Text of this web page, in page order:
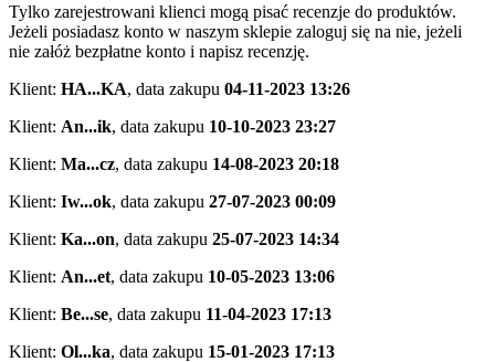
Tylko zarejestrowani klienci mogą pisać recenzje do produktów.
Jeżeli posiadasz konto w naszym sklepie zaloguj się na nie, jeżeli
nie załóż bezpłatne konto i napisz recenzję.
Klient: HA...KA, data zakupu 04-11-2023 13:26
Klient: An...ik, data zakupu 10-10-2023 23:27
Klient: Ma...cz, data zakupu 14-08-2023 20:18
Klient: Iw...ok, data zakupu 27-07-2023 00:09
Klient: Ka...on, data zakupu 25-07-2023 14:34
Klient: An...et, data zakupu 10-05-2023 13:06
Klient: Be...se, data zakupu 11-04-2023 17:13
Klient: Ol...ka, data zakupu 15-01-2023 17:13